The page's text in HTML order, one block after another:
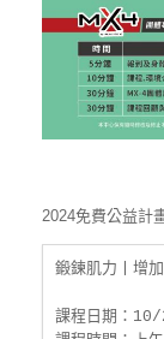
2024免費公益計
鍛鍊肌力丨增
課程日期：